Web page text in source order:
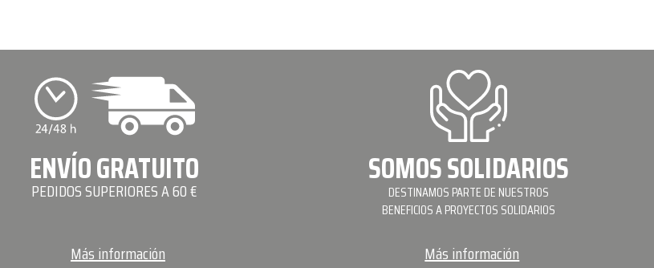
ENVÍO GRATUITO
PEDIDOS SUPERIORES A 60 €
Más información
SOMOS SOLIDARIOS
DESTINAMOS PARTE DE NUESTROS
BENEFICIOS A PROYECTOS SOLIDARIOS
Más información